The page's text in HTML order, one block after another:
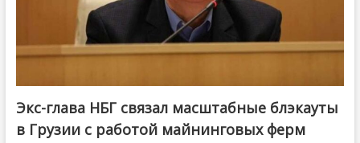
Экс-глава НБГ связал масштабные блэкауты
в Грузии с работой майнинговых ферм